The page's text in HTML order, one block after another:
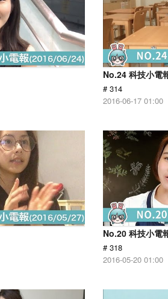
No.24 科技小電
# 314
2016-06-17 01:00
No.20 科技小電
# 318
2016-05-20 01:00